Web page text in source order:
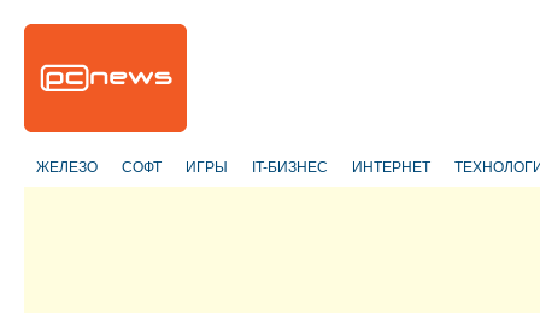
ЖЕЛЕЗО СОФТ ИГРЫ IT-БИЗНЕС ИНТЕРНЕТ